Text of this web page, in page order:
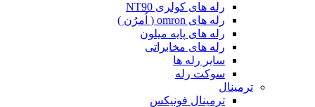
رله های کولری NT90
رله های omron ( اُمرُن )
رله های پایه میلون
رله های مخابراتی
سایر رله ها
سوکت رله
ترمینال
ترمینال فونیکس